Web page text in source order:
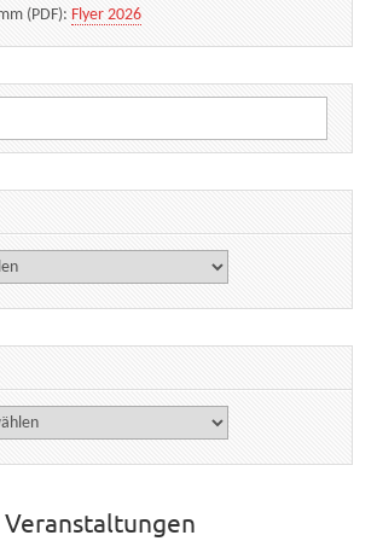
(PDF): Flyer 2026